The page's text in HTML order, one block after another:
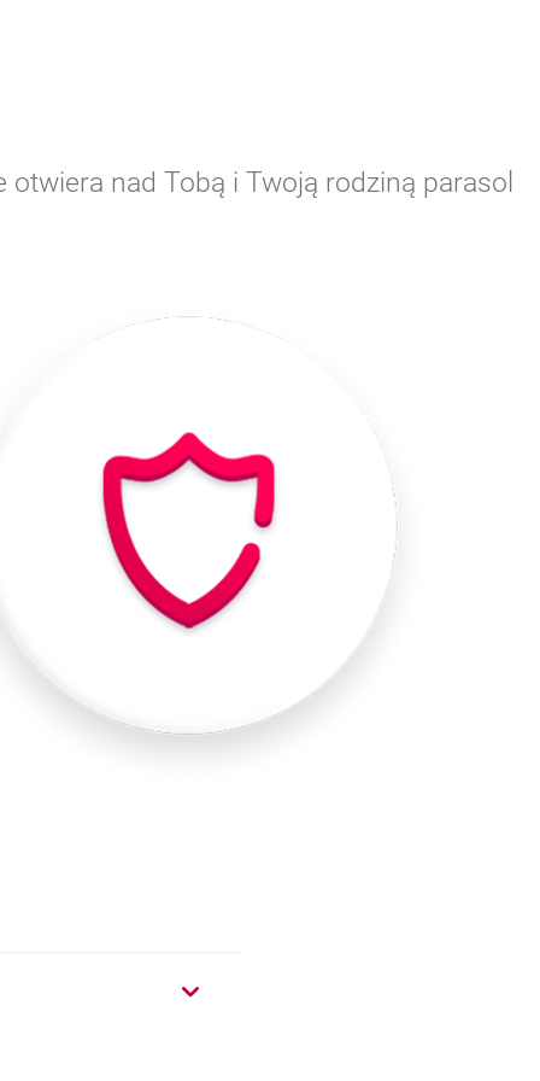
nad Tobą i Twoją rodziną parasol